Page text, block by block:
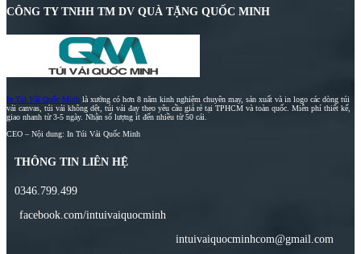
CÔNG TY TNHH TM DV QUÀ TẶNG QUỐC MINH
In Túi Vải Quốc Minh là xưởng có hơn 8 năm kinh nghiệm chuyên may, sản xuất và in logo các dòng túi
vải canvas, túi vải không dệt, túi vải đay theo yêu cầu giá rẻ tại TPHCM và toàn quốc. Miễn phí thiết kế,
giao nhanh từ 3-5 ngày. Nhận số lượng ít đến nhiều từ 50 cái.
CEO – Nội dung: In Túi Vải Quốc Minh
THÔNG TIN LIÊN HỆ
0346.799.499
facebook.com/intuivaiquocminh
intuivaiquocminhcom@gmail.com